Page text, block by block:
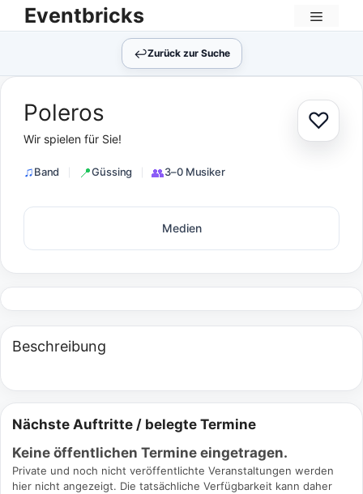
Zum
Inhalt
Eventbricks
Menü
↩︎Zurück zur Suche
♡Zur
Poleros
Wir spielen für Sie!
Band Güssing 3–0 Musiker
Medien
Beschreibung
Nächste Auftritte / belegte Termine
Keine öffentlichen Termine eingetragen.
Private und noch nicht veröffentlichte Veranstaltungen werden
hier nicht angezeigt. Die tatsächliche Verfügbarkeit kann daher